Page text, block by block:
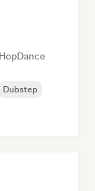
Dance
Dubstep